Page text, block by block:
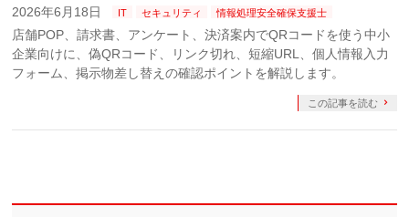
2026年6月18日 IT セキュリティ 情報処理安全確保支援士
店舗POP、請求書、アンケート、決済案内でQRコードを使う中小
企業向けに、偽QRコード、リンク切れ、短縮URL、個人情報入力
フォーム、掲示物差し替えの確認ポイントを解説します。
この記事を読む